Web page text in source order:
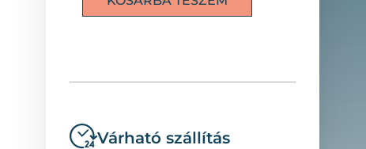
Várható szállítás